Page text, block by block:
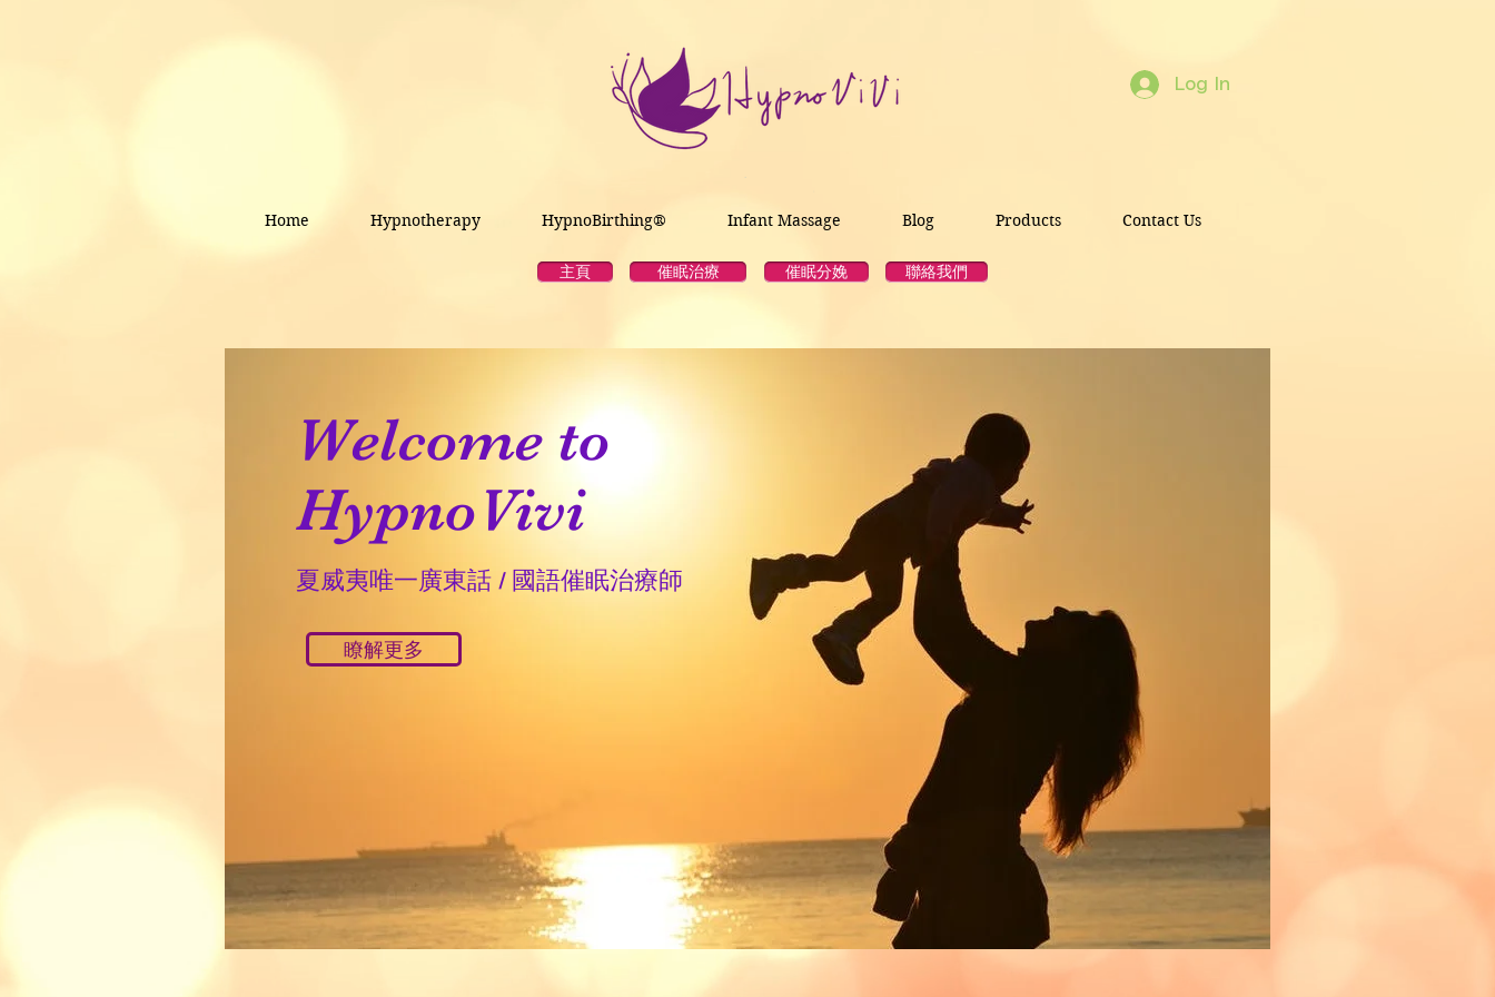
Home Hypnotherapy HypnoBirthing® Infant Massage Blog Products Contact Us
Log In
主頁 催眠治療 催眠分娩 聯絡我們
Welcome to
HypnoVivi
夏威夷唯一廣東話 / 國語催眠治療師
瞭解更多